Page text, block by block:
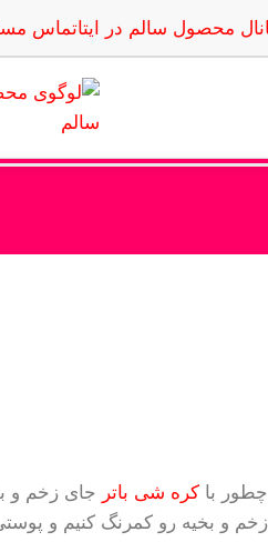
محصول سالم در ایتاتماس مستقیم
چطور با کره شی باتر جای زخم و
زخم و بخیه رو کمرنگ کنیم و